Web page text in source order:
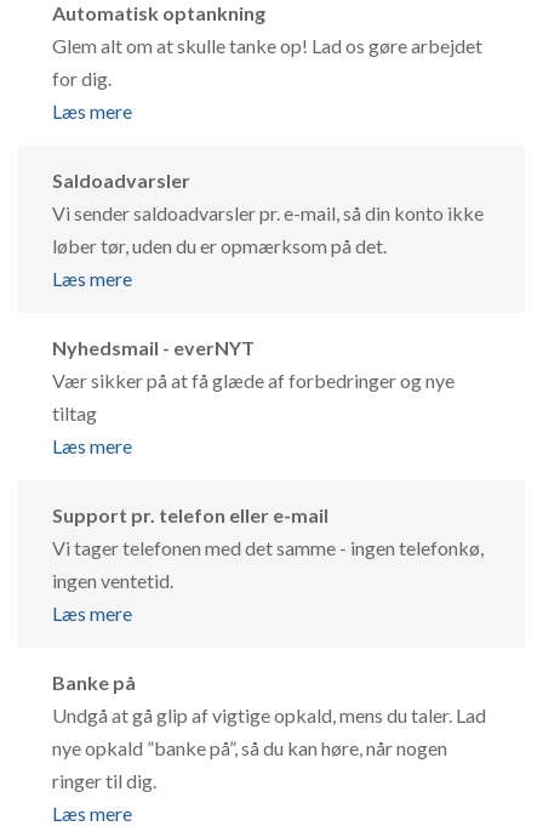
Automatisk optankning
Glem alt om at skulle tanke op! Lad os gøre arbejdet
for dig.
Læs mere
Saldoadvarsler
Vi sender saldoadvarsler pr. e-mail, så din konto ikke
løber tør, uden du er opmærksom på det.
Læs mere
Nyhedsmail - everNYT
Vær sikker på at få glæde af forbedringer og nye
tiltag
Læs mere
Support pr. telefon eller e-mail
Vi tager telefonen med det samme - ingen telefonkø,
ingen ventetid.
Læs mere
Banke på
Undgå at gå glip af vigtige opkald, mens du taler. Lad
nye opkald ”banke på”, så du kan høre, når nogen
ringer til dig.
Læs mere